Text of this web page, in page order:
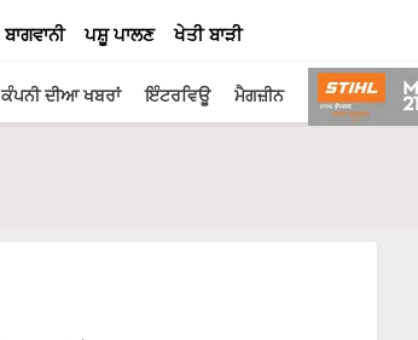
ਬਾਗਵਾਨੀ ਪਸ਼ੂ ਪਾਲਣ ਖੇਤੀ ਬਾੜੀ
ਕੰਪਨੀ ਦੀਆ ਖਬਰਾਂ ਇੰਟਰਵਿਊ ਮੈਗਜ਼ੀਨ